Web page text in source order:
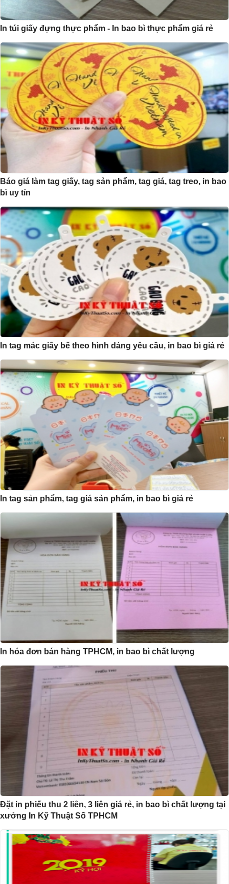
In túi giấy đựng thực phẩm - In bao bì thực phẩm giá rẻ
Báo giá làm tag giấy, tag sản phẩm, tag giá, tag treo, in bao
bì uy tín
In tag mác giấy bế theo hình dáng yêu cầu, in bao bì giá rẻ
In tag sản phẩm, tag giá sản phẩm, in bao bì giá rẻ
In hóa đơn bán hàng TPHCM, in bao bì chất lượng
Đặt in phiếu thu 2 liên, 3 liên giá rẻ, in bao bì chất lượng tại
xưởng In Kỹ Thuật Số TPHCM